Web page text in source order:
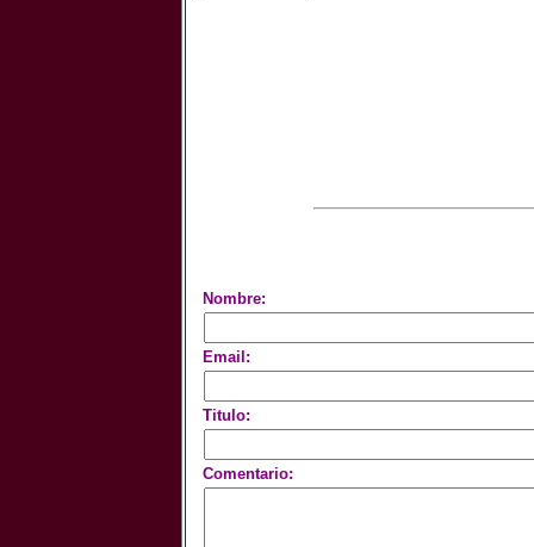
Nombre:
Email:
Titulo:
Comentario: